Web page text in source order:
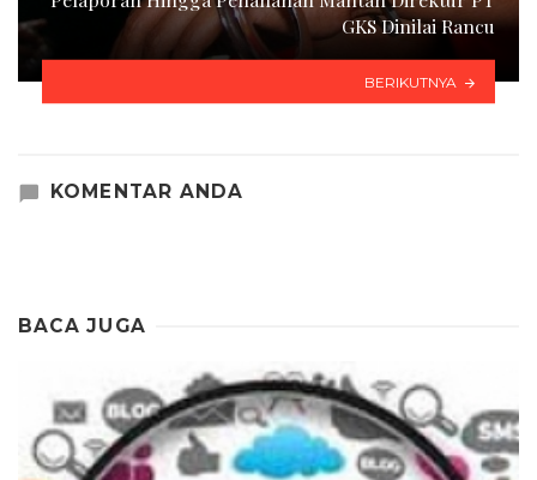
GKS Dinilai Rancu
BERIKUTNYA
KOMENTAR ANDA
BACA JUGA